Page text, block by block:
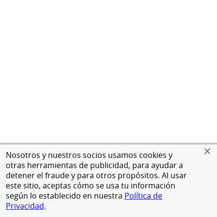
Nosotros y nuestros socios usamos cookies y
otras herramientas de publicidad, para ayudar a
detener el fraude y para otros propósitos. Al usar
este sitio, aceptas cómo se usa tu información
según lo establecido en nuestra Política de
Privacidad.